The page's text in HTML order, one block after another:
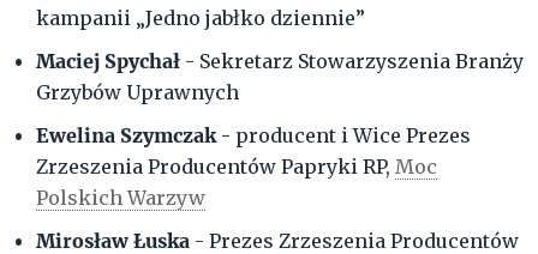
kampanii „Jedno jabłko dziennie”
Maciej Spychał - Sekretarz Stowarzyszenia Branży
Grzybów Uprawnych
Ewelina Szymczak - producent i Wice Prezes
Zrzeszenia Producentów Papryki RP, Moc
Polskich Warzyw
Mirosław Łuska - Prezes Zrzeszenia Producentów